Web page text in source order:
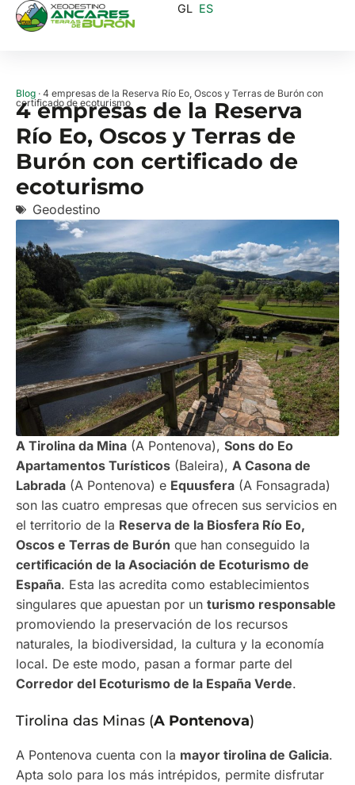
GL ES
Blog · 4 empresas de la Reserva Río Eo, Oscos y Terras de Burón con
certificado de ecoturismo
4 empresas de la Reserva
Río Eo, Oscos y Terras de
Burón con certificado de
ecoturismo
Geodestino
A Tirolina da Mina (A Pontenova), Sons do Eo
Apartamentos Turísticos (Baleira), A Casona de
Labrada (A Pontenova) e Equusfera (A Fonsagrada)
son las cuatro empresas que ofrecen sus servicios en
el territorio de la Reserva de la Biosfera Río Eo,
Oscos e Terras de Burón que han conseguido la
certificación de la Asociación de Ecoturismo de
España. Esta las acredita como establecimientos
singulares que apuestan por un turismo responsable
promoviendo la preservación de los recursos
naturales, la biodiversidad, la cultura y la economía
local. De este modo, pasan a formar parte del
Corredor del Ecoturismo de la España Verde.
Tirolina das Minas (A Pontenova)
A Pontenova cuenta con la mayor tirolina de Galicia.
Apta solo para los más intrépidos, permite disfrutar